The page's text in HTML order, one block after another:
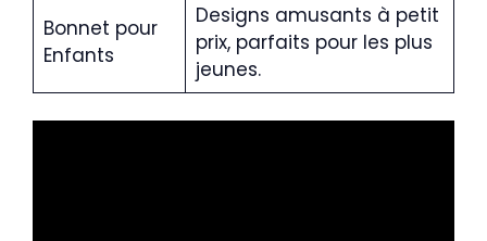
Bonnet pour
Enfants
Designs amusants à petit
prix, parfaits pour les plus
jeunes.